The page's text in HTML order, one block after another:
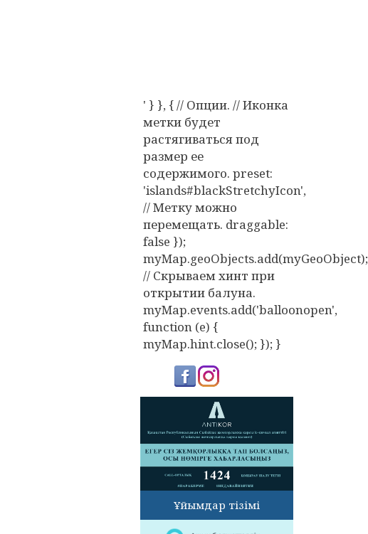
' } }, { // Опции. // Иконка
метки будет
растягиваться под
размер ее
содержимого. preset:
'islands#blackStretchyIcon',
// Метку можно
перемещать. draggable:
false });
myMap.geoObjects.add(myGeoObject);
// Скрываем хинт при
открытии балуна.
myMap.events.add('balloonopen',
function (e) {
myMap.hint.close(); }); }
Ұйымдар тізімі